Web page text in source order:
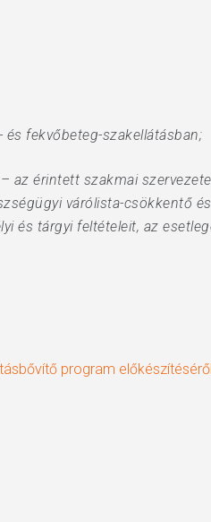
fekvőbeteg-szakellátásban;
az érintett szakmai
várólista-csökkentő
és tárgyi feltételeit, az
program előkészítéséről